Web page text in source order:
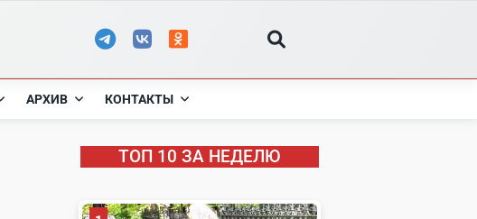
АРХИВ КОНТАКТЫ
ТОП 10 ЗА НЕДЕЛЮ